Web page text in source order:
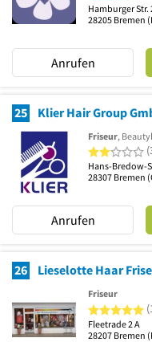
Hamburger Str.
28205 Bremen
Anrufen
25 Klier Hair Group
Friseur,
2
Hans-Bredow-
28307 Bremen
Anrufen
26 Lieselotte Haar
Friseur
5
Fleetrade 2 A
28207 Bremen